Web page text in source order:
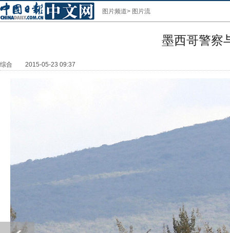
图片频道> 图片流
墨西哥警察
综合 2015-05-23 09:37